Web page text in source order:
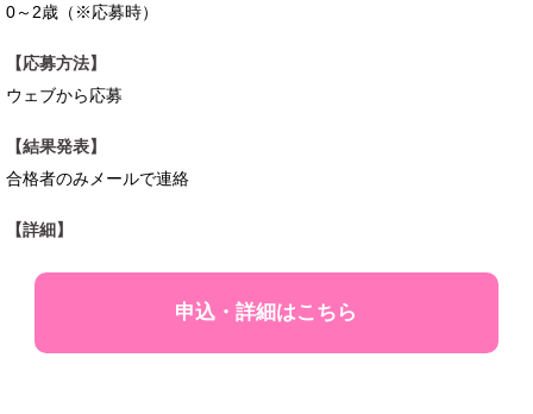
0～2歳（※応募時）
【応募方法】
ウェブから応募
【結果発表】
合格者のみメールで連絡
【詳細】
申込・詳細はこちら